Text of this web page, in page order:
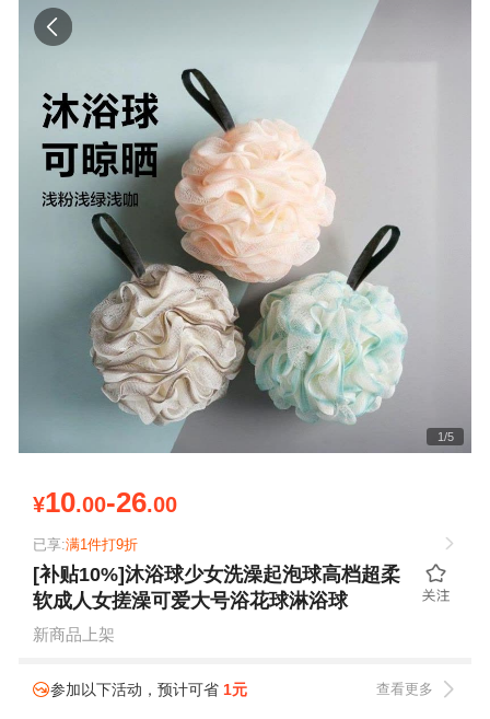
1/5
¥10.00-26.00
已享:满1件打9折
[补贴10%]沐浴球少女洗澡起泡球高档超柔
软成人女搓澡可爱大号浴花球淋浴球
新商品上架
参加以下活动，预计可省 1元 查看更多